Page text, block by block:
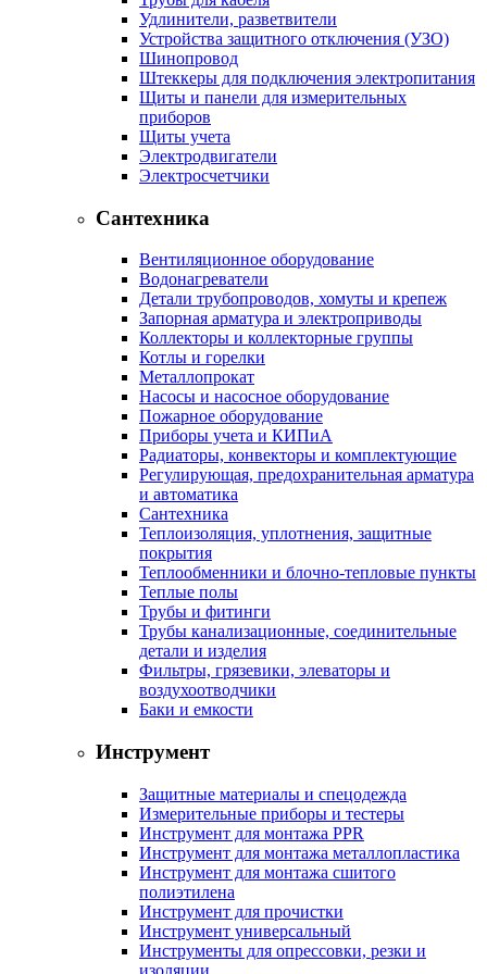
Удлинители, разветвители
Устройства защитного отключения (УЗО)
Шинопровод
Штеккеры для подключения электропитания
Щиты и панели для измерительных
приборов
Щиты учета
Электродвигатели
Электросчетчики
Сантехника
Вентиляционное оборудование
Водонагреватели
Детали трубопроводов, хомуты и крепеж
Запорная арматура и электроприводы
Коллекторы и коллекторные группы
Котлы и горелки
Металлопрокат
Насосы и насосное оборудование
Пожарное оборудование
Приборы учета и КИПиА
Радиаторы, конвекторы и комплектующие
Регулирующая, предохранительная арматура
и автоматика
Сантехника
Теплоизоляция, уплотнения, защитные
покрытия
Теплообменники и блочно-тепловые пункты
Теплые полы
Трубы и фитинги
Трубы канализационные, соединительные
детали и изделия
Фильтры, грязевики, элеваторы и
воздухоотводчики
Баки и емкости
Инструмент
Защитные материалы и спецодежда
Измерительные приборы и тестеры
Инструмент для монтажа PPR
Инструмент для монтажа металлопластика
Инструмент для монтажа сшитого
полиэтилена
Инструмент для прочистки
Инструмент универсальный
Инструменты для опрессовки, резки и
изоляции